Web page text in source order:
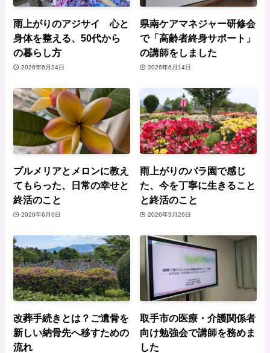
雨上がりのアジサイ 心と
身体を整える、50代から
の暮らし方
2026年6月24日
県南ケアマネジャー研修会
で「高齢者終身サポート」
の講師をしました
2026年6月14日
プルメリアとメロンに教え
てもらった、日常の幸せと
終活のこと
2026年6月6日
雨上がりのバラ園で感じ
た、今を丁寧に生きること
と終活のこと
2026年5月26日
改葬手続きとは？ご遺骨を
新しい納骨先へ移すための
流れ
取手市の医療・介護関係者
向け勉強会で講師を務めま
した